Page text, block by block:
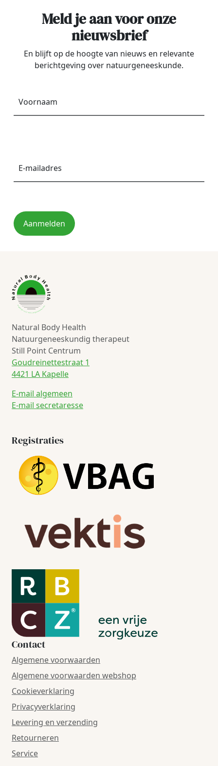
Meld je aan voor onze
nieuwsbrief
En blijft op de hoogte van nieuws en relevante
berichtgeving over natuurgeneeskunde.
Aanmelden
Natural Body Health
Natuurgeneeskundig therapeut
Still Point Centrum
Goudreinettestraat 1
4421 LA Kapelle
E-mail algemeen
E-mail secretaresse
Registraties
Contact
Algemene voorwaarden
Algemene voorwaarden webshop
Cookieverklaring
Privacyverklaring
Levering en verzending
Retourneren
Service